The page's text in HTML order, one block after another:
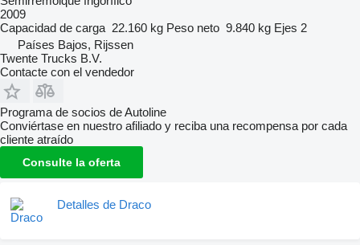
2009
Capacidad de carga 22.160 kg Peso neto 9.840 kg Ejes 2
Países Bajos, Rijssen
Twente Trucks B.V.
Contacte con el vendedor
Programa de socios de Autoline
Conviértase en nuestro afiliado y reciba una recompensa por cada
cliente atraído
Consulte la oferta
Detalles de Draco